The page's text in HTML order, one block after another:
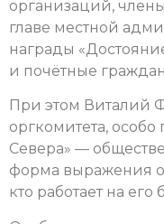
организаций,
главе местной
награды
и почётные
При этом Виталий
оргкомитета,
Севера» —
форма выражения
кто работает на его